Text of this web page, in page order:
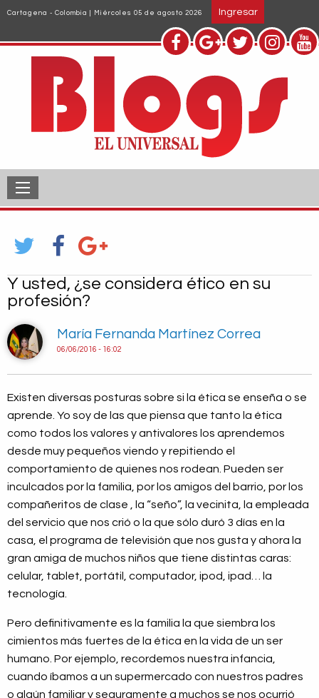
Pasar
contenido
principal
Cartagena - Colombia | Miércoles 05 de agosto 2026 Ingresar
Y usted, ¿se considera ético en su
profesión?
María Fernanda Martínez Correa
06/06/2016 - 16:02
Existen diversas posturas sobre si la ética se enseña o se
aprende. Yo soy de las que piensa que tanto la ética
como todos los valores y antivalores los aprendemos
desde muy pequeños viendo y repitiendo el
comportamiento de quienes nos rodean. Pueden ser
inculcados por la familia, por los amigos del barrio, por los
compañeritos de clase , la “seño”, la vecinita, la empleada
del servicio que nos crió o la que sólo duró 3 días en la
casa, el programa de televisión que nos gusta y ahora la
gran amiga de muchos niños que tiene distintas caras:
celular, tablet, portátil, computador, ipod, ipad… la
tecnología.
Pero definitivamente es la familia la que siembra los
cimientos más fuertes de la ética en la vida de un ser
humano. Por ejemplo, recordemos nuestra infancia,
cuando íbamos a un supermercado con nuestros padres
o algún familiar y seguramente a muchos se nos ocurrió